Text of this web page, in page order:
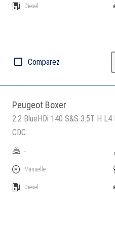
Diesel
Comparez
Peugeot Boxer
2.2 BlueHDi 140 S&S 3.5T H L4
CDC
-
Manuelle
Diesel